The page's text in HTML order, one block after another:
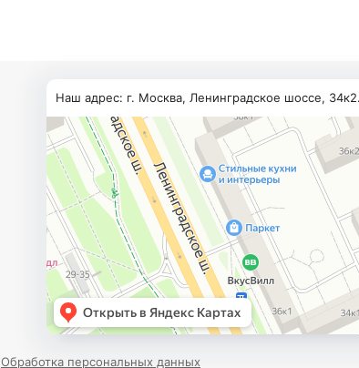
Наш адрес: г. Москва, Ленинградское шоссе,
Обработка персональных данных